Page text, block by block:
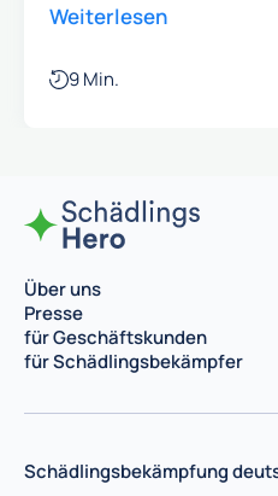
Weiterlesen
9 Min.
Über uns
Presse
für Geschäftskunden
für Schädlingsbekämpfer
Schädlingsbekämpfung